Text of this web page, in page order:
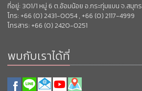
ที่อยู่: 301/1 หมู่ 6 ต.อ้อมน้อย อ.กระทุ่มแบน จ.สมุท
โทร: +66 (0) 2431-0054 , +66 (0) 2117-4999
โทรสาร: +66 (0) 2420-0251
พบกับเราได้ที่